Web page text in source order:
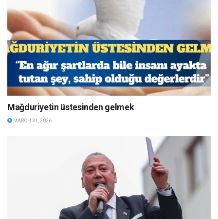
Mağduriyetin üstesinden gelmek
MARCH 31, 2026